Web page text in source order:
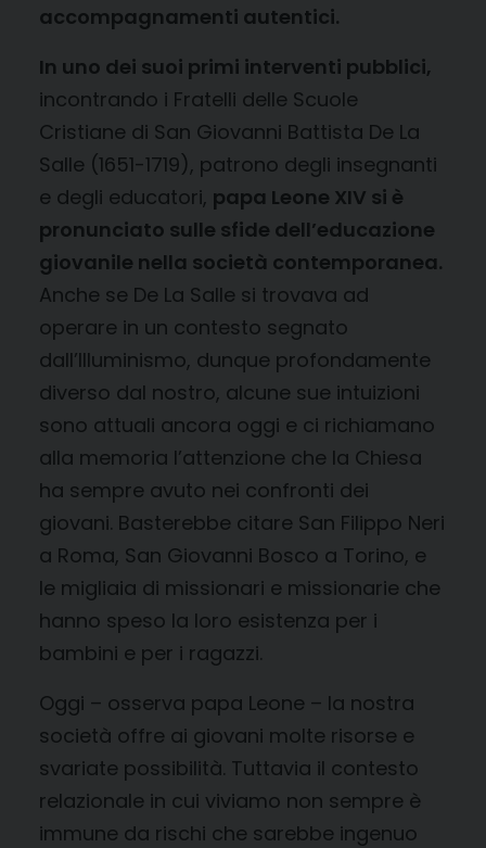
accompagnamenti autentici.
In uno dei suoi primi interventi pubblici,
incontrando i Fratelli delle Scuole
Cristiane di San Giovanni Battista De La
Salle (1651-1719), patrono degli insegnanti
e degli educatori, papa Leone XIV si è
pronunciato sulle sfide dell’educazione
giovanile nella società contemporanea.
Anche se De La Salle si trovava ad
operare in un contesto segnato
dall’Illuminismo, dunque profondamente
diverso dal nostro, alcune sue intuizioni
sono attuali ancora oggi e ci richiamano
alla memoria l’attenzione che la Chiesa
ha sempre avuto nei confronti dei
giovani. Basterebbe citare San Filippo Neri
a Roma, San Giovanni Bosco a Torino, e
le migliaia di missionari e missionarie che
hanno speso la loro esistenza per i
bambini e per i ragazzi.
Oggi – osserva papa Leone – la nostra
società offre ai giovani molte risorse e
svariate possibilità. Tuttavia il contesto
relazionale in cui viviamo non sempre è
immune da rischi che sarebbe ingenuo